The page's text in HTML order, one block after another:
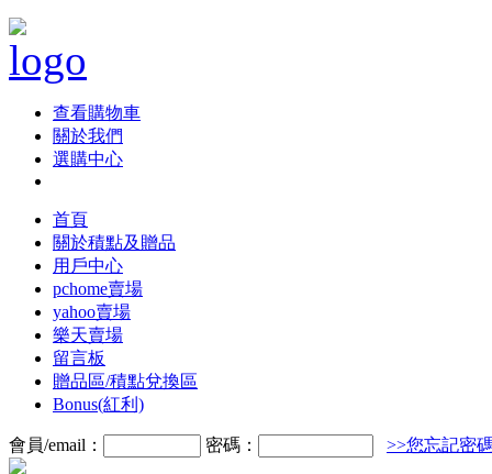
查看購物車
關於我們
選購中心
首頁
關於積點及贈品
用戶中心
pchome賣場
yahoo賣場
樂天賣場
留言板
贈品區/積點兌換區
Bonus(紅利)
會員/email： 密碼： >>您忘記密